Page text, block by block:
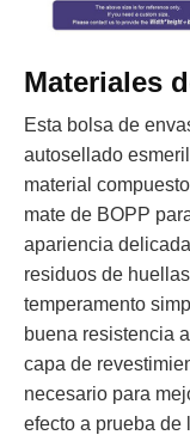
Materiales
Esta bolsa de
autosellado
material
mate de BOPP
apariencia
residuos de
temperamento
buena resistencia
capa de
necesario para
efecto a prueba de